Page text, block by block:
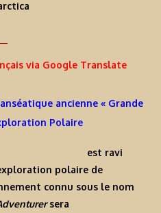
via Google Translate
ancienne « Grande
Polaire
est ravi
polaire de
connu sous le nom
sera